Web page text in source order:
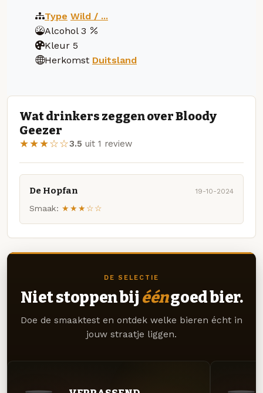
Type Wild / ...
Alcohol 3
Kleur 5
Herkomst Duitsland
Wat drinkers zeggen over Bloody
Geezer
★★★☆☆3.5 uit 1 review
De Hopfan 19-10-2024
Smaak: ★★★☆☆
DE SELECTIE
Niet stoppen bij ééngoed bier.
Doe de smaaktest en ontdek welke bieren écht in
jouw straatje liggen.